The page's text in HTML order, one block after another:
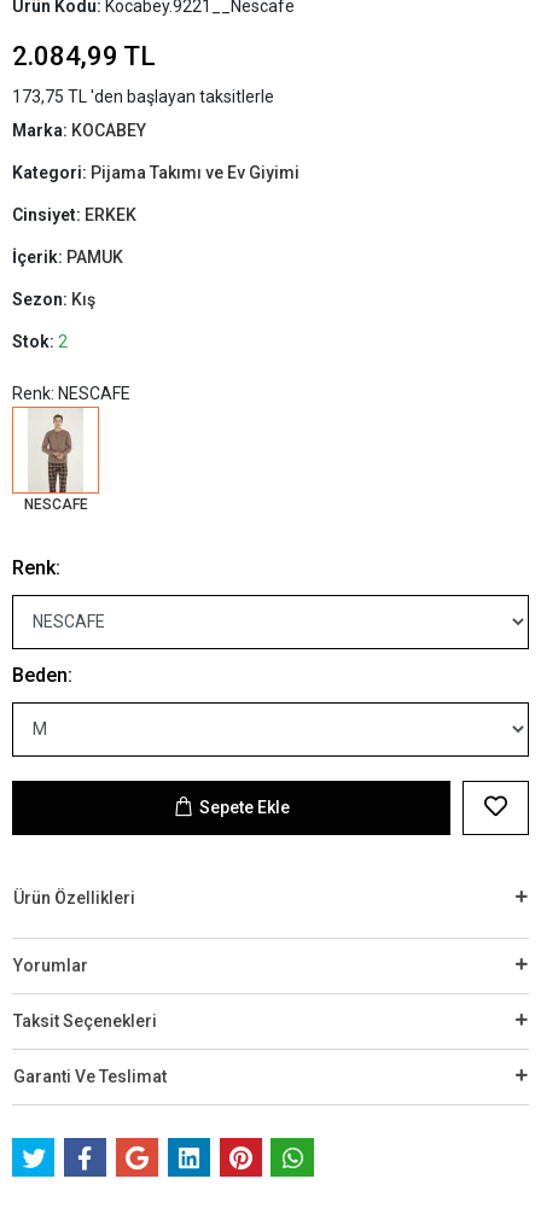
Ürün Kodu: Kocabey.9221__Nescafe
2.084,99 TL
173,75 TL 'den başlayan taksitlerle
Marka: KOCABEY
Kategori: Pijama Takımı ve Ev Giyimi
Cinsiyet: ERKEK
İçerik: PAMUK
Sezon: Kış
Stok: 2
Renk: NESCAFE
NESCAFE
Renk:
Beden:
Sepete Ekle
Ürün Özellikleri
Yorumlar
Taksit Seçenekleri
Garanti Ve Teslimat